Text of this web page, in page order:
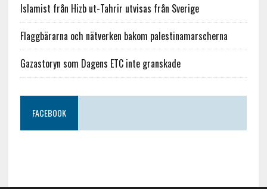
Islamist från Hizb ut-Tahrir utvisas från Sverige
Flaggbärarna och nätverken bakom palestinamarscherna
Gazastoryn som Dagens ETC inte granskade
FACEBOOK